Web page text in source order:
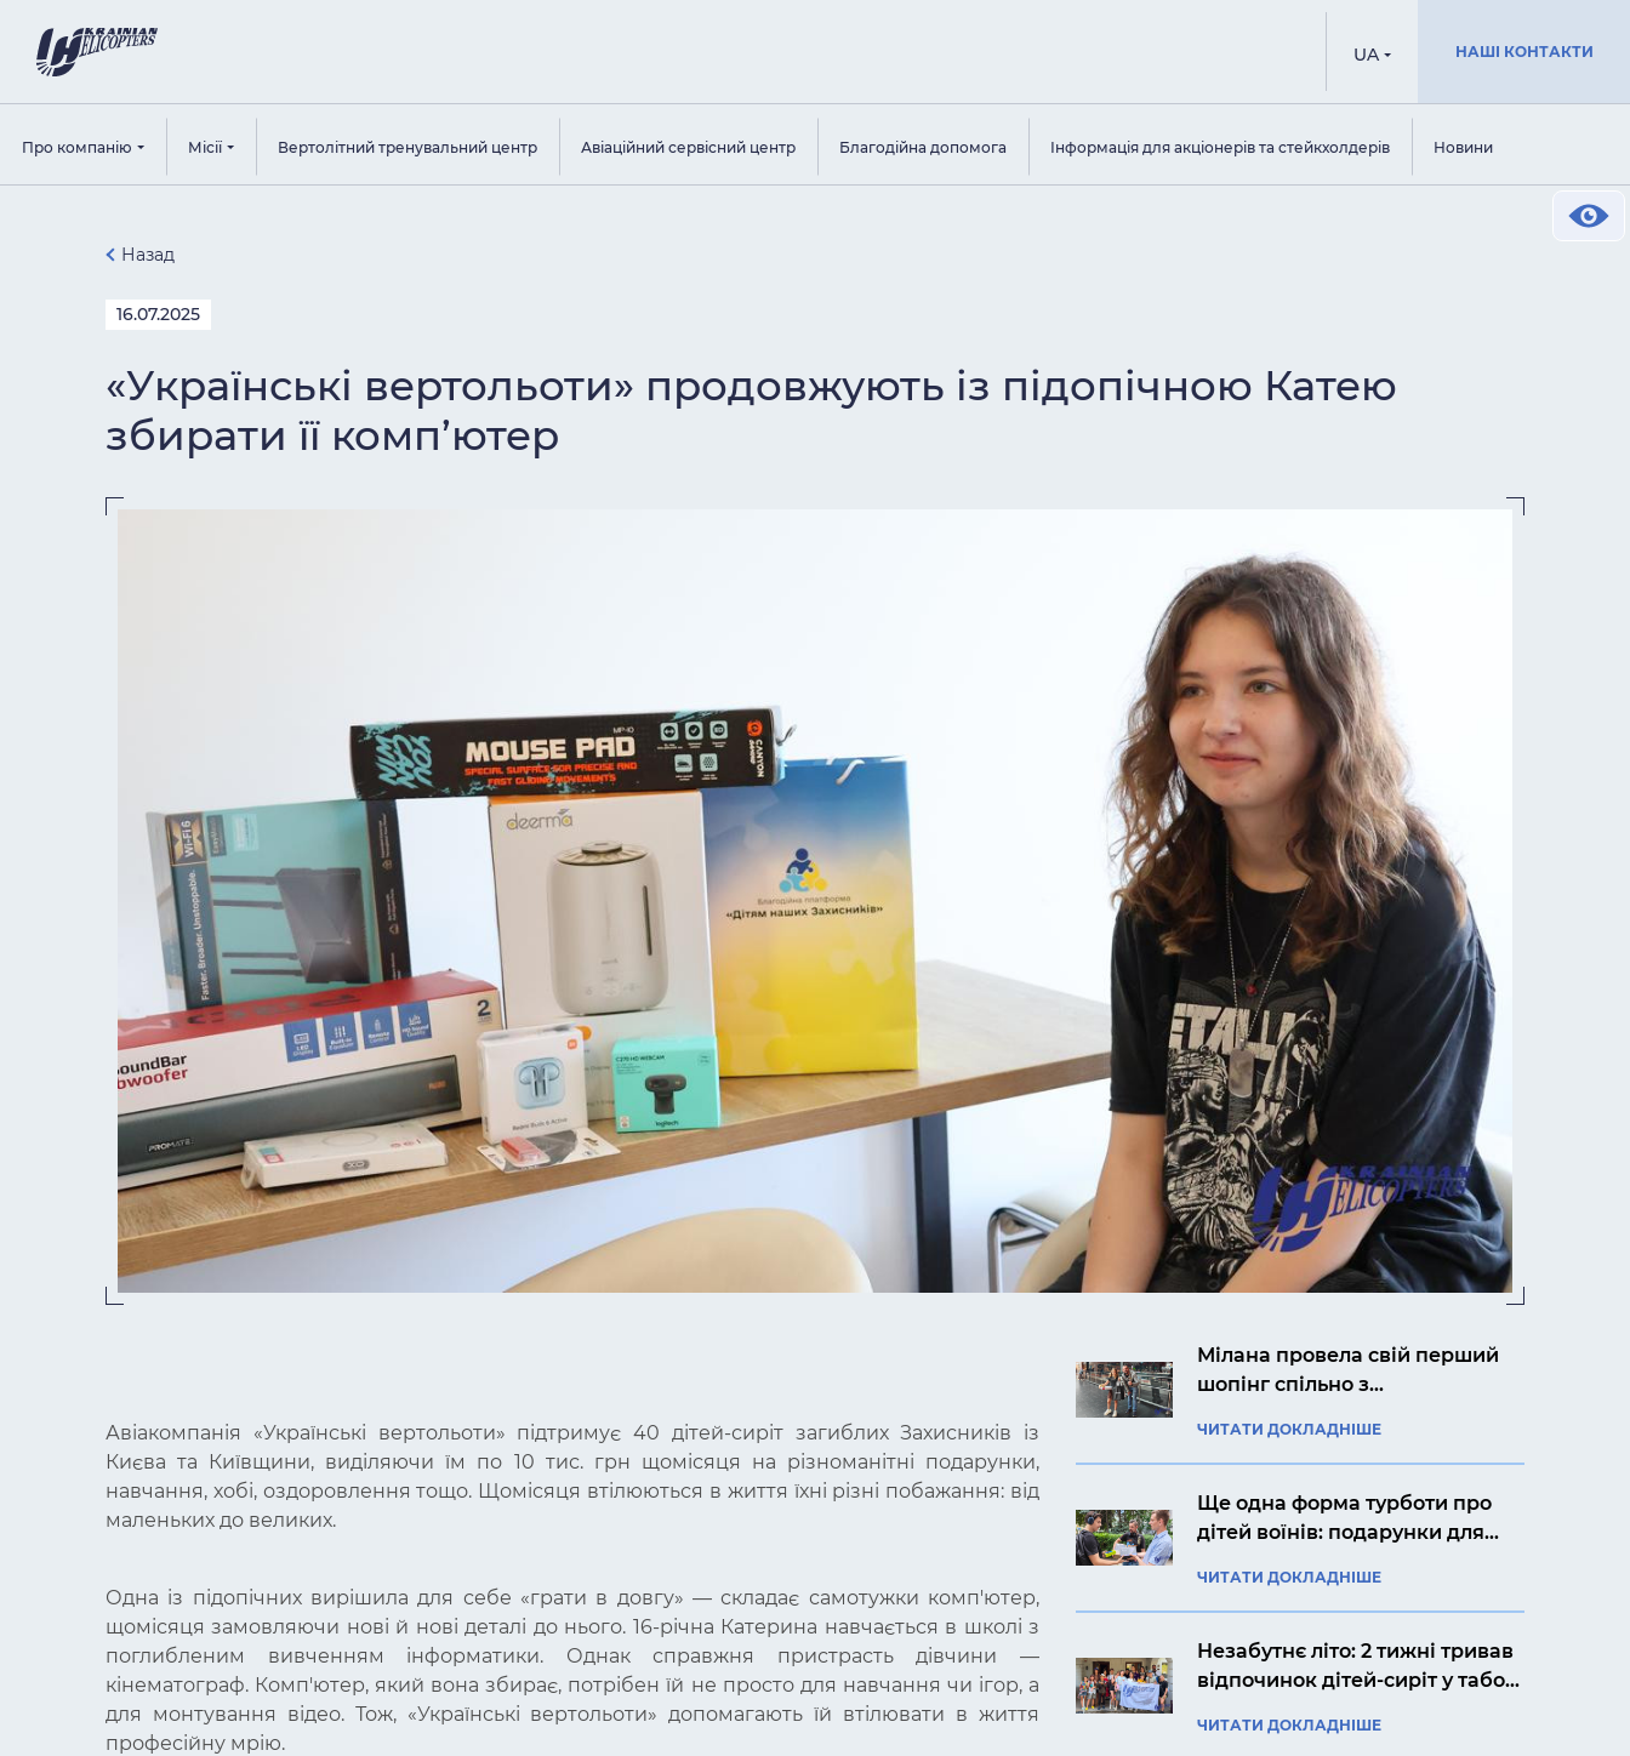
UA НАШІ КОНТАКТИ
Про компанію Місії Вертолітний тренувальний центр Авіаційний сервісний центр Благодійна допомога Інформація для акціонерів та стейкхолдерів Новини
Назад
16.07.2025
«Українські вертольоти» продовжують із підопічною Катею
збирати її комп’ютер
Авіакомпанія «Українські вертольоти» підтримує 40 дітей-сиріт загиблих Захисників із
Києва та Київщини, виділяючи їм по 10 тис. грн щомісяця на різноманітні подарунки,
навчання, хобі, оздоровлення тощо. Щомісяця втілюються в життя їхні різні побажання: від
маленьких до великих.
Одна із підопічних вирішила для себе «грати в довгу» — складає самотужки комп'ютер,
щомісяця замовляючи нові й нові деталі до нього. 16-річна Катерина навчається в школі з
поглибленим вивченням інформатики. Однак справжня пристрасть дівчини —
кінематограф. Комп'ютер, який вона збирає, потрібен їй не просто для навчання чи ігор, а
для монтування відео. Тож, «Українські вертольоти» допомагають їй втілювати в життя
професійну мрію.
Мілана провела свій перший
шопінг спільно з
вертольоти»
ЧИТАТИ ДОКЛАДНІШЕ
Ще одна форма турботи про
дітей воїнів: подарунки для
ЧИТАТИ ДОКЛАДНІШЕ
Незабутнє літо: 2 тижні тривав
відпочинок дітей-сиріт у таборі
ЧИТАТИ ДОКЛАДНІШЕ